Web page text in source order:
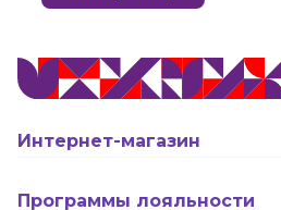
Интернет-магазин
Программы лояльности